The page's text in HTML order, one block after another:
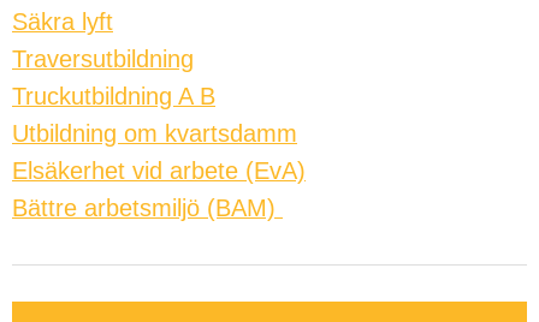
Säkra lyft
Traversutbildning
Truckutbildning A B
Utbildning om kvartsdamm
Elsäkerhet vid arbete (EvA)
Bättre arbetsmiljö (BAM)